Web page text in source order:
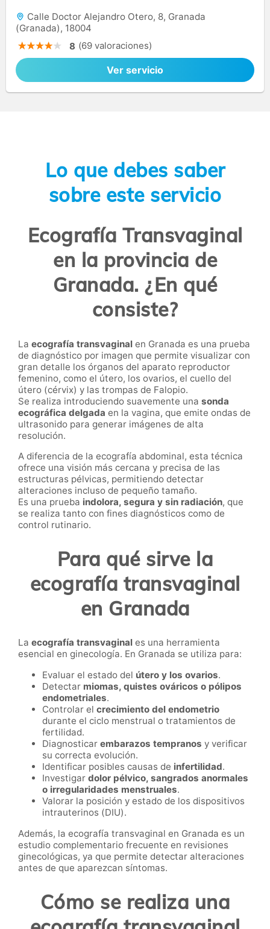
Calle Doctor Alejandro Otero, 8, Granada
(Granada), 18004
8 (69 valoraciones)
Ver servicio
Lo que debes saber
sobre este servicio
Ecografía Transvaginal
en la provincia de
Granada. ¿En qué
consiste?
La ecografía transvaginal en Granada es una prueba
de diagnóstico por imagen que permite visualizar con
gran detalle los órganos del aparato reproductor
femenino, como el útero, los ovarios, el cuello del
útero (cérvix) y las trompas de Falopio.
Se realiza introduciendo suavemente una sonda
ecográfica delgada en la vagina, que emite ondas de
ultrasonido para generar imágenes de alta
resolución.
A diferencia de la ecografía abdominal, esta técnica
ofrece una visión más cercana y precisa de las
estructuras pélvicas, permitiendo detectar
alteraciones incluso de pequeño tamaño.
Es una prueba indolora, segura y sin radiación, que
se realiza tanto con fines diagnósticos como de
control rutinario.
Para qué sirve la
ecografía transvaginal
en Granada
La ecografía transvaginal es una herramienta
esencial en ginecología. En Granada se utiliza para:
Evaluar el estado del útero y los ovarios.
Detectar miomas, quistes ováricos o pólipos
endometriales.
Controlar el crecimiento del endometrio
durante el ciclo menstrual o tratamientos de
fertilidad.
Diagnosticar embarazos tempranos y verificar
su correcta evolución.
Identificar posibles causas de infertilidad.
Investigar dolor pélvico, sangrados anormales
o irregularidades menstruales.
Valorar la posición y estado de los dispositivos
intrauterinos (DIU).
Además, la ecografía transvaginal en Granada es un
estudio complementario frecuente en revisiones
ginecológicas, ya que permite detectar alteraciones
antes de que aparezcan síntomas.
Cómo se realiza una